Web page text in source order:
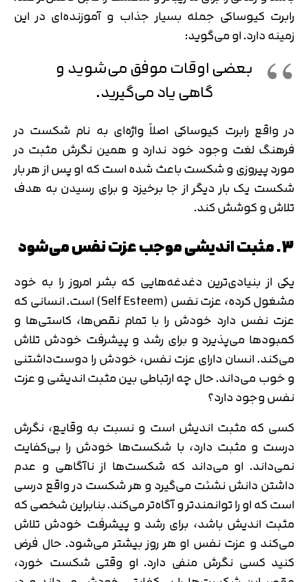
رابرت کیوساکی جمله بسیار جذاب و آموزنده‌ای در این
زمینه دارد. او می‌گوید:
بعضی اوقات موفق می‌شوید و
گاهی یاد می‌گیرید.
در واقع رابرت کیوساکی اصلاً واژه‌ای به نام شکست در
فرهنگ لغت وجود خود ندارد و همین نگرش مثبت در
مورد پیروزی و شکست باعث شده است که او پس از هر بار
شکست یک بار دیگر از جا برخیزد و برای رسیدن به هدف
تلاش و کوشش کند.
3. مثبت اندیشی موجب عزت نفس می‌شود
یکی از بنیادی‌ترین دغدغه‌هایی که بشر امروز را به خود
مشغول کرده، عزت نفس (Self Esteem) است. انسانی که
عزت نفس دارد خودش را با تمام نقص‌ها، کاستی‌ها و
کمبودها می‌پذیرد و برای رشد و پیشرفت خودش تلاش
می‌کند. انسان دارای عزت نفس، خودش را دوست‌داشتنی
و خوب می‌داند. حال چه ارتباطی بین مثبت اندیشی و عزت
نفس وجود دارد؟
کسی که مثبت اندیش است و نسبت به وقایع، نگرش
درست و مثبت دارد، با شکست‌ها خودش را بی‌کفایت
نمی‌داند. او می‌داند که شکست‌ها از ناآگاهی و عدم
داشتن دانش نشئت می‌گیرد و هر شکست در واقع درسی
است که او را توانمندتر و آگاه‌تر می‌کند. بنابراین شخصی که
مثبت اندیش باشد، برای رشد و پیشرفت خودش تلاش
می‌کند و عزت نفس او هر روز بیشتر می‌شود. حال فرض
کنید کسی نگرش منفی دارد. او وقتی شکست خورد،
تایید کد